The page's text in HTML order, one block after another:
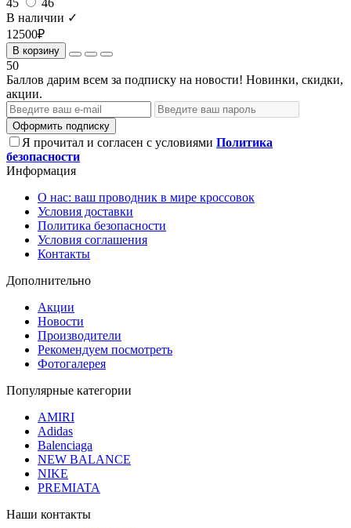
В наличии ✓
12500₽
В корзину
50
Баллов дарим всем за подписку на новости! Новинки, скидки,
акции.
Оформить подписку
Я прочитал и согласен с условиями Политика
безопасности
Информация
О нас: ваш проводник в мире кроссовок
Условия доставки
Политика безопасности
Условия соглашения
Контакты
Дополнительно
Акции
Новости
Производители
Рекомендуем посмотреть
Фотогалерея
Популярные категории
AMIRI
Adidas
Balenciaga
NEW BALANCE
NIKE
PREMIATA
Наши контакты